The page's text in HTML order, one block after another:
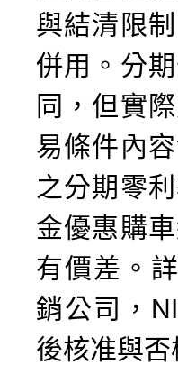
與結清限
併用。分
同，但實
易條件內
之分期零
金優惠購
有價差。
銷公司，
後核准與否